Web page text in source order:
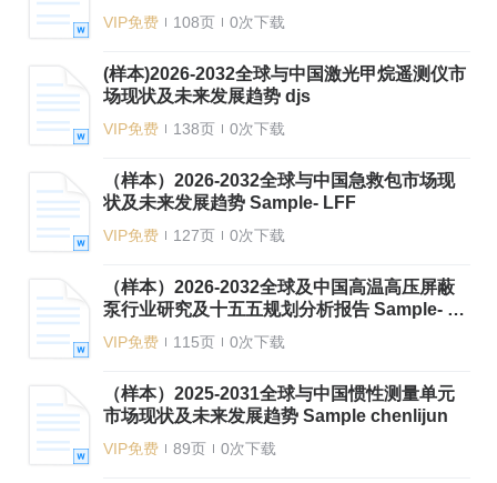
Sample-shijunzhong
VIP免费 108页 0次下载
(样本)2026-2032全球与中国激光甲烷遥测仪市
场现状及未来发展趋势 djs
VIP免费 138页 0次下载
（样本）2026-2032全球与中国急救包市场现
状及未来发展趋势 Sample- LFF
VIP免费 127页 0次下载
（样本）2026-2032全球及中国高温高压屏蔽
泵行业研究及十五五规划分析报告 Sample- LF
VIP免费 115页 0次下载
（样本）2025-2031全球与中国惯性测量单元
市场现状及未来发展趋势 Sample chenlijun
VIP免费 89页 0次下载